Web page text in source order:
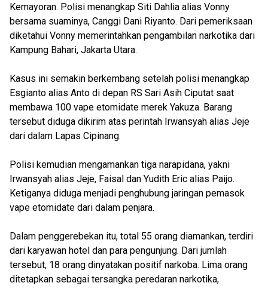
Kemayoran. Polisi menangkap Siti Dahlia alias Vonny
bersama suaminya, Canggi Dani Riyanto. Dari pemeriksaan
diketahui Vonny memerintahkan pengambilan narkotika dari
Kampung Bahari, Jakarta Utara.
Kasus ini semakin berkembang setelah polisi menangkap
Esgianto alias Anto di depan RS Sari Asih Ciputat saat
membawa 100 vape etomidate merek Yakuza. Barang
tersebut diduga dikirim atas perintah Irwansyah alias Jeje
dari dalam Lapas Cipinang.
Polisi kemudian mengamankan tiga narapidana, yakni
Irwansyah alias Jeje, Faisal dan Yudith Eric alias Paijo.
Ketiganya diduga menjadi penghubung jaringan pemasok
vape etomidate dari dalam penjara.
Dalam penggerebekan itu, total 55 orang diamankan, terdiri
dari karyawan hotel dan para pengunjung. Dari jumlah
tersebut, 18 orang dinyatakan positif narkoba. Lima orang
ditetapkan sebagai tersangka peredaran narkotika,